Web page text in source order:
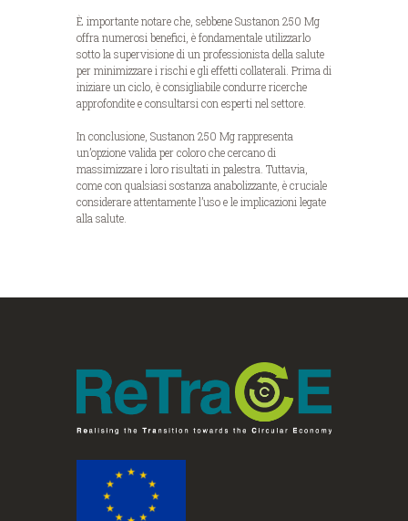
È importante notare che, sebbene Sustanon 250 Mg
offra numerosi benefici, è fondamentale utilizzarlo
sotto la supervisione di un professionista della salute
per minimizzare i rischi e gli effetti collaterali. Prima di
iniziare un ciclo, è consigliabile condurre ricerche
approfondite e consultarsi con esperti nel settore.
In conclusione, Sustanon 250 Mg rappresenta
un’opzione valida per coloro che cercano di
massimizzare i loro risultati in palestra. Tuttavia,
come con qualsiasi sostanza anabolizzante, è cruciale
considerare attentamente l’uso e le implicazioni legate
alla salute.